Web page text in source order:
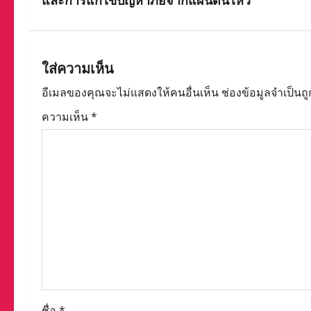
a
v
i
g
n
ใส่ความเห็น
อีเมลของคุณจะไม่แสดงให้คนอื่นเห็น ช่องข้อมูลจำเป็น
ความเห็น*